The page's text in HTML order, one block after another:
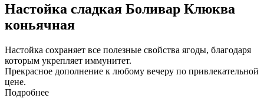
Настойка сладкая Боливар Клюква
коньячная
Настойка сохраняет все полезные свойства ягоды, благодаря
которым укрепляет иммунитет.
Прекрасное дополнение к любому вечеру по привлекательной
цене.
Подробнее